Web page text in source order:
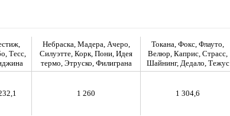
Тесс,
Небраска, Мадера, Ачеро,
Силуэтте, Корк, Пони, Идея
термо, Этруско, Филиграна
Токана, Фокс, Флауто,
Велюр, Каприс, Страсс,
Шайнинг, Дедало, Тежус
1 260 1 304,6